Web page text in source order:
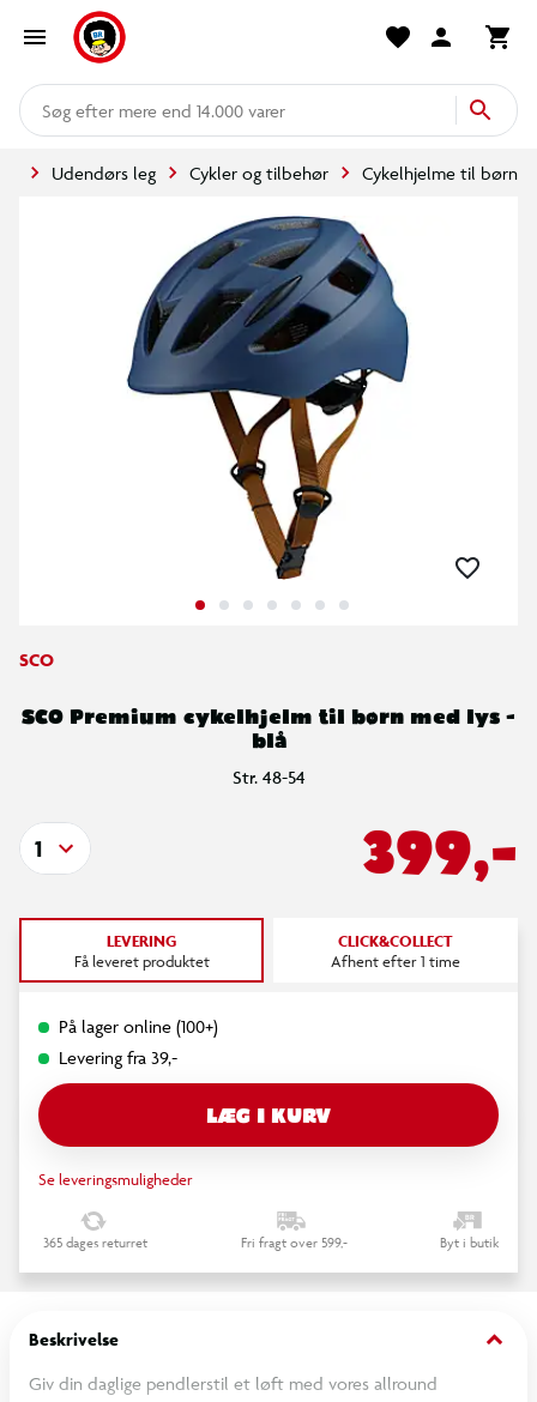
mere end 14.000 varer
Udendørs leg Cykler og tilbehør Cykelhjelme til børn
SCO
SCO Premium cykelhjelm til børn med lys -
blå
Str. 48-54
399,-
1
LEVERING
Få leveret produktet
CLICK&COLLECT
Afhent efter 1 time
På lager online (100+)
Levering fra 39,-
LÆG I KURV
Se leveringsmuligheder
365 dages returret Fri fragt over 599,- Byt i butik
Beskrivelse keyboard_arrow_down
Giv din daglige pendlerstil et løft med vores allround